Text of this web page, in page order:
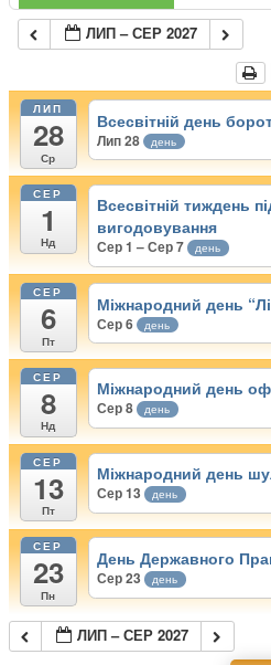
ЛИП – СЕР 2027
ЛИП
28
Ср
Всесвітній день
Лип 28 день
СЕР
1
Нд
Всесвітній тиждень
вигодовування
Сер 1 – Сер 7 день
СЕР
6
Пт
Міжнародний день
Сер 6 день
СЕР
8
Нд
Міжнародний день
Сер 8 день
СЕР
13
Пт
Міжнародний день
Сер 13 день
СЕР
23
Пн
День Державного
Сер 23 день
ЛИП – СЕР 2027